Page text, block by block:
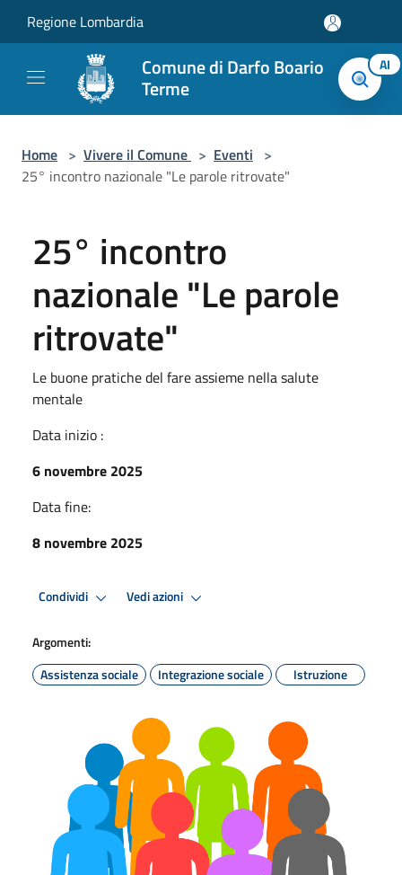
Regione Lombardia
Comune di Darfo Boario
Terme
AI
Home > Vivere il Comune > Eventi >
25° incontro nazionale "Le parole ritrovate"
25° incontro
nazionale "Le parole
ritrovate"
Le buone pratiche del fare assieme nella salute
mentale
Data inizio :
6 novembre 2025
Data fine:
8 novembre 2025
Condividi Vedi azioni
Argomenti:
Assistenza sociale
Integrazione sociale Istruzione